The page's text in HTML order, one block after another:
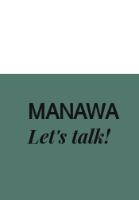
MANAWA
Let's talk!